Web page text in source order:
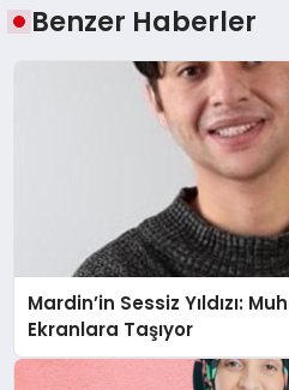
Benzer Haberler
Mardin’in Sessiz Yıldızı:
Ekranlara Taşıyor